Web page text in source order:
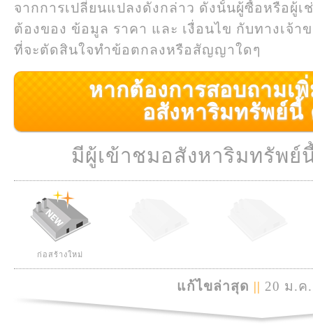
จากการเปลี่ยนแปลงดังกล่าว ดังนั้นผู้ซื้อหรือผู้
ต้องของ ข้อมูล ราคา และ เงื่อนไข กับทางเจ้
ที่จะตัดสินใจทำข้อตกลงหรือสัญญาใดๆ
หากต้องการสอบถามเ
อสังหาริมทรัพย์นี้
มีผู้เข้าชมอสังหาริมทรัพย์
ก่อสร้างใหม่
แก้ไขล่าสุด || 20 ม.ค